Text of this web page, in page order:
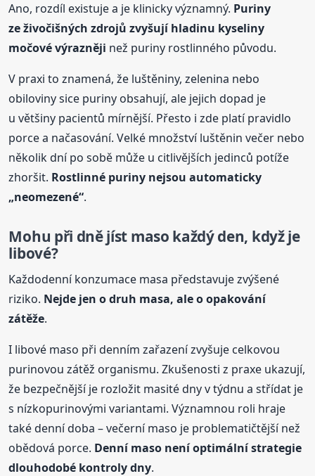
Ano, rozdíl existuje a je klinicky významný. Puriny
ze živočišných zdrojů zvyšují hladinu kyseliny
močové výrazněji než puriny rostlinného původu.
V praxi to znamená, že luštěniny, zelenina nebo
obiloviny sice puriny obsahují, ale jejich dopad je
u většiny pacientů mírnější. Přesto i zde platí pravidlo
porce a načasování. Velké množství luštěnin večer nebo
několik dní po sobě může u citlivějších jedinců potíže
zhoršit. Rostlinné puriny nejsou automaticky
„neomezené“.
Mohu při dně jíst maso každý den, když je
libové?
Každodenní konzumace masa představuje zvýšené
riziko. Nejde jen o druh masa, ale o opakování
zátěže.
I libové maso při denním zařazení zvyšuje celkovou
purinovou zátěž organismu. Zkušenosti z praxe ukazují,
že bezpečnější je rozložit masité dny v týdnu a střídat je
s nízkopurinovými variantami. Významnou roli hraje
také denní doba – večerní maso je problematičtější než
obědová porce. Denní maso není optimální strategie
dlouhodobé kontroly dny.